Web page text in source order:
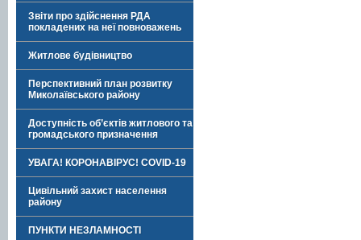
Звіти про здійснення РДА
покладених на неї повноважень
Житлове будівництво
Перспективний план розвитку
Миколаївського району
Доступність об’єктів житлового та
громадського призначення
УВАГА! КОРОНАВІРУС! COVID-19
Цивільний захист населення
району
ПУНКТИ НЕЗЛАМНОСТІ